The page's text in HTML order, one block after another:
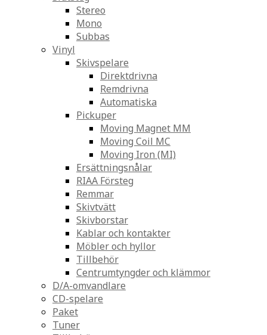
Stereo
Mono
Subbas
Vinyl
Skivspelare
Direktdrivna
Remdrivna
Automatiska
Pickuper
Moving Magnet MM
Moving Coil MC
Moving Iron (MI)
Ersättningsnålar
RIAA Försteg
Remmar
Skivtvätt
Skivborstar
Kablar och kontakter
Möbler och hyllor
Tillbehör
Centrumtyngder och klämmor
D/A-omvandlare
CD-spelare
Paket
Tuner